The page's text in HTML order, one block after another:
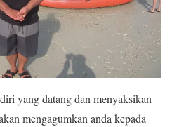
yang datang dan menyaksikan
mengagumkan anda kepada